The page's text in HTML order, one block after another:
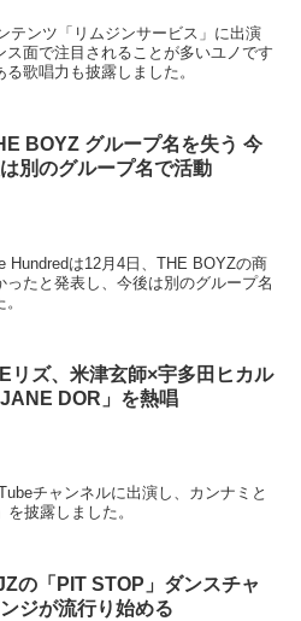
テンツ「リムジンサービス」に出演
ス面で注目されることが多いユノです
歌唱力も披露しました。
BOYZ グループ名を失う 今
別のグループ名で活動
Hundredは12月4日、THE BOYZの商
たと発表し、今後は別のグループ名
リズ、米津玄師×宇多田ヒカル
JANE DOR」を熱唱
チャンネルに出演し、カンナミと
披露しました。
の「PIT STOP」ダンスチャ
ジが流行り始める